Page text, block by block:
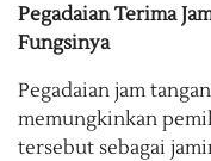
Pegadaian Terima
Fungsinya
Pegadaian jam
memungkinkan
tersebut sebagai